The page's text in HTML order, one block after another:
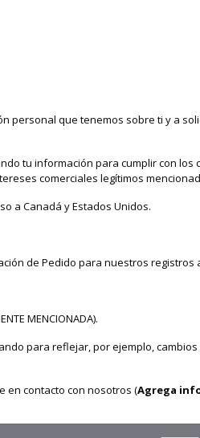
personal que tenemos sobre ti y a
tu información para cumplir con
comerciales legítimos
a Canadá y Estados Unidos.
de Pedido para nuestros
MENCIONADA).
para reflejar, por ejemplo,
en contacto con nosotros (Agrega